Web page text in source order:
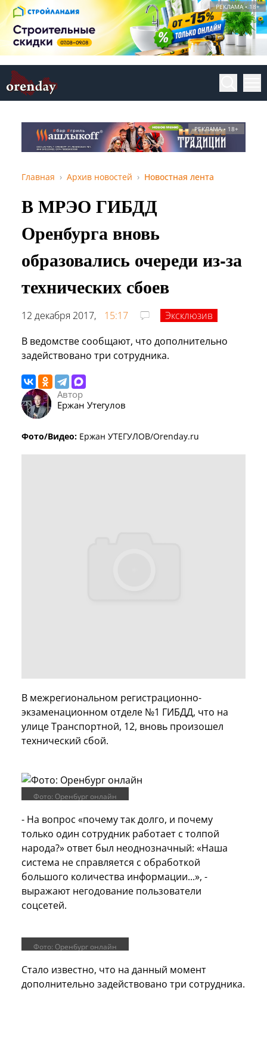
РЕКЛАМА • 18+
РЕКЛАМА • 18+
Главная Архив новостей Новостная лента
В МРЭО ГИБДД
Оренбурга вновь
образовались очереди из-за
технических сбоев
12 декабря 2017, 15:17
Эксклюзив
В ведомстве сообщают, что дополнительно
задействовано три сотрудника.
Автор
Ержан Утегулов
Фото/Видео: Ержан УТЕГУЛОВ/Orenday.ru
В межрегиональном регистрационно-
экзаменационном отделе №1 ГИБДД, что на
улице Транспортной, 12, вновь произошел
технический сбой.
Фото: Оренбург онлайн
- На вопрос «почему так долго, и почему
только один сотрудник работает с толпой
народа?» ответ был неоднозначный: «Наша
система не справляется с обработкой
большого количества информации...», -
выражают негодование пользователи
соцсетей.
Фото: Оренбург онлайн
Стало известно, что на данный момент
дополнительно задействовано три сотрудника.